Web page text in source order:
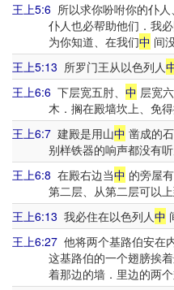
王上5:6 所以求你吩咐你的仆
仆人也必帮助他们．我
为你知道、在我们中 间
王上5:13 所罗门王从以色列人
王上6:6 下层宽五肘、 中 层宽
木．搁在殿墙坎上、免得
王上6:7 建殿是用山中 凿成的
别样铁器的响声都没有听
王上6:8 在殿右边当中 的旁屋
第二层、从第二层可以上
王上6:13 我必住在以色列人中
王上6:27 他将两个基路伯安在
这基路伯的一个翅膀挨
着那边的墙．里边的两